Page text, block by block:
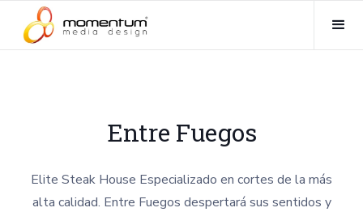
Entre Fuegos
Elite Steak House Especializado en cortes de la más
alta calidad. Entre Fuegos despertará sus sentidos y